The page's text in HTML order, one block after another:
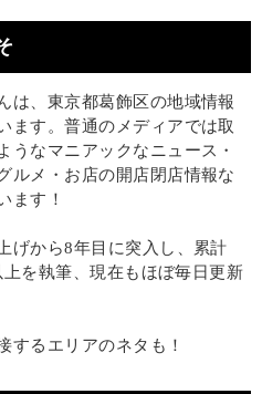
は、東京都葛飾区の地域情報
ます。普通のメディアでは取
うなマニアックなニュース・
ルメ・お店の開店閉店情報な
ます！
げから8年目に突入し、累計
を執筆、現在もほぼ毎日更新
するエリアのネタも！